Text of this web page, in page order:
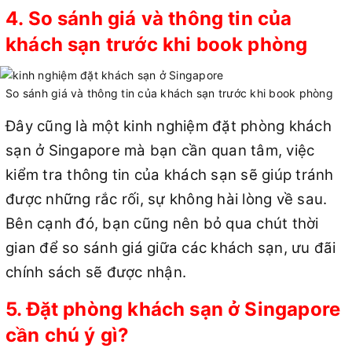
4. So sánh giá và thông tin của
khách sạn trước khi book phòng
So sánh giá và thông tin của khách sạn trước khi book phòng
Đây cũng là một kinh nghiệm đặt phòng khách
sạn ở Singapore mà bạn cần quan tâm, việc
kiểm tra thông tin của khách sạn sẽ giúp tránh
được những rắc rối, sự không hài lòng về sau.
Bên cạnh đó, bạn cũng nên bỏ qua chút thời
gian để so sánh giá giữa các khách sạn, ưu đãi
chính sách sẽ được nhận.
5. Đặt phòng khách sạn ở Singapore
cần chú ý gì?